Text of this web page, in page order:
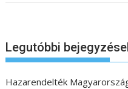
Legutóbbi
Hazarendelték